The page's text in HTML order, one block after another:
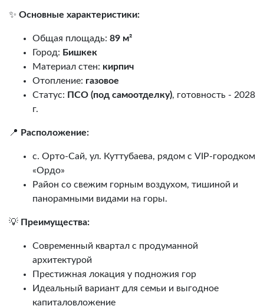
✨ Основные характеристики:
Общая площадь: 89 м²
Город: Бишкек
Материал стен: кирпич
Отопление: газовое
Статус: ПСО (под самоотделку), готовность - 2028
г.
📍 Расположение:
с. Орто-Сай, ул. Куттубаева, рядом с VIP‑городком
«Ордо»
Район со свежим горным воздухом, тишиной и
панорамными видами на горы.
💡 Преимущества:
Современный квартал с продуманной
архитектурой
Престижная локация у подножия гор
Идеальный вариант для семьи и выгодное
капиталовложение